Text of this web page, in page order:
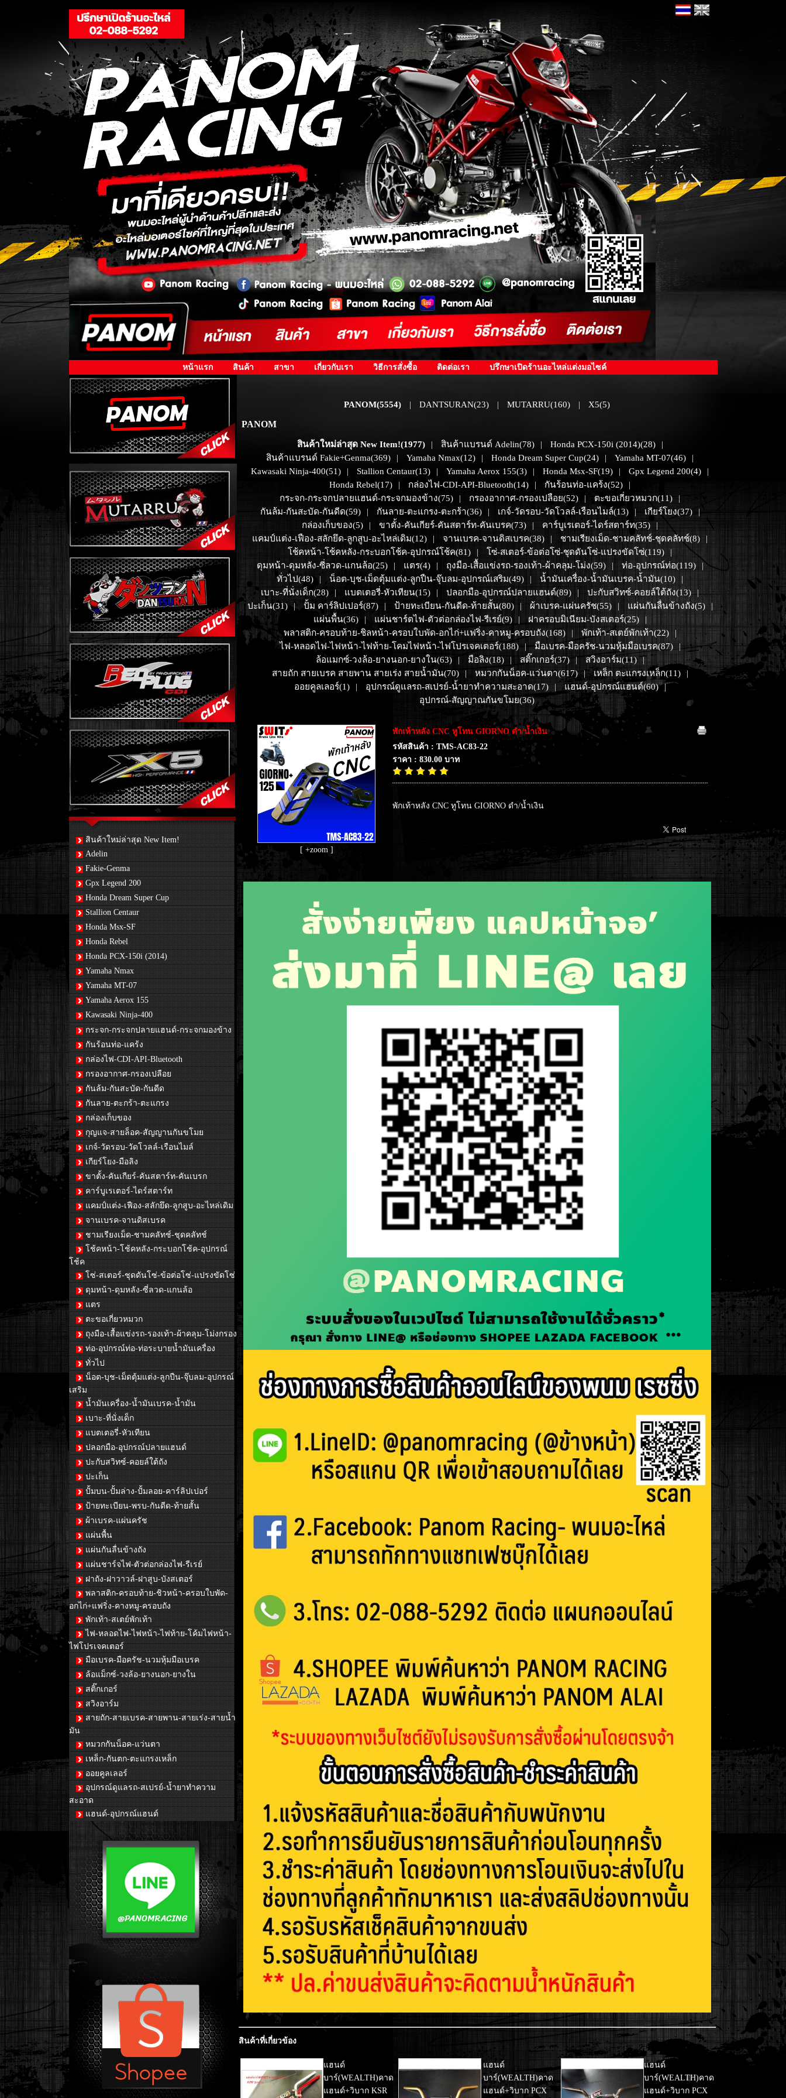
หน้าแรก สินค้า สาขา เกี่ยวกับเรา วิธีการสั่งซื้อ ติดต่อเรา ปรึกษาเปิดร้านอะไหล่แต่งมอไซค์
สินค้าใหม่ล่าสุด New Item!
Adelin
Fakie-Genma
Gpx Legend 200
Honda Dream Super Cup
Stallion Centaur
Honda Msx-SF
Honda Rebel
Honda PCX-150i (2014)
Yamaha Nmax
Yamaha MT-07
Yamaha Aerox 155
Kawasaki Ninja-400
กระจก-กระจกปลายแฮนด์-กระจกมองข้าง
กันร้อนท่อ-แคร้ง
กล่องไฟ-CDI-API-Bluetooth
กรองอากาศ-กรองเปลือย
กันล้ม-กันสะบัด-กันดีด
กันลาย-ตะกร้า-ตะแกรง
กล่องเก็บของ
กุญแจ-สายล็อค-สัญญานกันขโมย
เกจ์-วัดรอบ-วัดโวลล์-เรือนไมล์
เกียร์โยง-มือลิง
ขาตั้ง-คันเกียร์-คันสตาร์ท-คันเบรก
คาร์บูเรเตอร์-ไดร์สตาร์ท
แคมป์แต่ง-เฟือง-สลักยึด-ลูกสูบ-อะไหล่เดิม
จานเบรค-จานดิสเบรค
ชามเรียงเม็ด-ชามคลัทช์-ชุดคลัทช์
โช้คหน้า-โช้คหลัง-กระบอกโช้ค-อุปกรณ์
โช้ค
โซ่-สเตอร์-ชุดดันโซ่-ข้อต่อโซ่-แปรงขัดโซ่
ดุมหน้า-ดุมหลัง-ซี่ลวด-แกนล้อ
แตร
ตะขอเกี่ยวหมวก
ถุงมือ-เสื้อแข่งรถ-รองเท้า-ผ้าคลุม-โม่งกรอง
ท่อ-อุปกรณ์ท่อ-ท่อระบายน้ำมันเครื่อง
ทั่วไป
น็อต-บุช-เม็ดตุ้มแต่ง-ลูกปืน-จุ๊บลม-อุปกรณ์
เสริม
น้ำมันเครื่อง-น้ำมันเบรค-น้ำมัน
เบาะ-ที่นั่งเด็ก
แบตเตอรี่-หัวเทียน
ปลอกมือ-อุปกรณ์ปลายแฮนด์
ปะกับสวิทซ์-คอยล์ใต้ถัง
ปะเก็น
ปั้มบน-ปั้มล่าง-ปั้มลอย-คาร์ลิปเปอร์
ป้ายทะเบียน-พรบ-กันดีด-ท้ายสั้น
ผ้าเบรค-แผ่นครัช
แผ่นพื้น
แผ่นกันลื่นข้างถัง
แผ่นชาร์จไฟ-ตัวต่อกล่องไฟ-รีเรย์
ฝาถัง-ฝาวาวล์-ฝาสูบ-บังสเตอร์
พลาสติก-ครอบท้าย-ชิวหน้า-ครอบใบพัด-
อกไก่+แฟริ่ง-คางหมู-ครอบถัง
พักเท้า-สเตย์พักเท้า
ไฟ-หลอดไฟ-ไฟหน้า-ไฟท้าย-โค้มไฟหน้า-
ไฟโปรเจคเตอร์
มือเบรค-มือครัช-นวมหุ้มมือเบรค
ล้อแม็กซ์-วงล้อ-ยางนอก-ยางใน
สติ๊กเกอร์
สวิงอาร์ม
สายถัก-สายเบรค-สายพาน-สายเร่ง-สายน้ำ
มัน
หมวกกันน็อค-แว่นตา
เหล็ก-กันตก-ตะแกรงเหล็ก
ออยคูลเลอร์
อุปกรณ์ดูแลรถ-สเปรย์-น้ำยาทำความ
สะอาด
แฮนด์-อุปกรณ์แฮนด์
PANOM(5554) DANTSURAN(23) MUTARRU(160)
X5(5)
PANOM
สินค้าใหม่ล่าสุด New Item!(1977)
สินค้าแบรนด์ Adelin(78) Honda PCX-150i (2014)(28)
สินค้าแบรนด์ Fakie+Genma(369) Yamaha Nmax(12) Honda Dream Super Cup(24) Yamaha MT-07(46)
Kawasaki Ninja-400(51) Stallion Centaur(13) Yamaha Aerox 155(3) Honda Msx-SF(19) Gpx Legend 200(4)
Honda Rebel(17) กล่องไฟ-CDI-API-Bluetooth(14) กันร้อนท่อ-แคร้ง(52)
กระจก-กระจกปลายแฮนด์-กระจกมองข้าง(75) กรองอากาศ-กรองเปลือย(52) ตะขอเกี่ยวหมวก(11)
กันล้ม-กันสะบัด-กันดีด(59) กันลาย-ตะแกรง-ตะกร้า(36) เกจ์-วัดรอบ-วัดโวลล์-เรือนไมล์(13) เกียร์โยง(37)
กล่องเก็บของ(5) ขาตั้ง-คันเกียร์-คันสตาร์ท-คันเบรค(73) คาร์บูเรเตอร์-ไดร์สตาร์ท(35)
แคมป์แต่ง-เฟือง-สลักยึด-ลูกสูบ-อะไหล่เดิม(12) จานเบรค-จานดิสเบรค(38) ชามเรียงเม็ด-ชามคลัทช์-ชุดคลัทช์(8)
โช้คหน้า-โช้คหลัง-กระบอกโช้ค-อุปกรณ์โช้ค(81) โซ่-สเตอร์-ข้อต่อโซ่-ชุดดันโซ่-แปรงขัดโซ่(119)
ดุมหน้า-ดุมหลัง-ซี่ลวด-แกนล้อ(25) แตร(4) ถุงมือ-เสื้อแข่งรถ-รองเท้า-ผ้าคลุม-โม่ง(59) ท่อ-อุปกรณ์ท่อ(119)
ทั่วไป(48) น็อต-บุช-เม็ดตุ้มแต่ง-ลูกปืน-จุ๊บลม-อุปกรณ์เสริม(49) น้ำมันเครื่อง-น้ำมันเบรค-น้ำมัน(10) |
เบาะ-ที่นั่งเด็ก(28) แบตเตอรี่-หัวเทียน(15) ปลอกมือ-อุปกรณ์ปลายแฮนด์(89) ปะกับสวิทซ์-คอยล์ใต้ถัง(13) |
ปะเก็น(31) | ปั้ม คาร์ลิปเปอร์(87) ป้ายทะเบียน-กันดีด-ท้ายสั้น(80) ผ้าเบรค-แผ่นครัช(55) แผ่นกันลื่นข้างถัง(5)
แผ่นพื้น(36) แผ่นชาร์ตไฟ-ตัวต่อกล่องไฟ-รีเรย์(9) ฝาครอบมิเนียม-บังสเตอร์(25)
พลาสติก-ครอบท้าย-ชิลหน้า-ครอบใบพัด-อกไก่+แฟริ่ง-คาหมู-ครอบถัง(168) พักเท้า-สเตย์พักเท้า(22)
ไฟ-หลอดไฟ-ไฟหน้า-ไฟท้าย-โคมไฟหน้า-ไฟโปรเจคเตอร์(188) มือเบรค-มือครัช-นวมหุ้มมือเบรค(87) |
ล้อแมกซ์-วงล้อ-ยางนอก-ยางใน(63) มือลิง(18) สติ๊กเกอร์(37) | สวิงอาร์ม(11)
สายถัก สายเบรค สายพาน สายเร่ง สายน้ำมัน(70) หมวกกันน็อค-แว่นตา(617) | เหล็ก ตะแกรงเหล็ก(11)
ออยคูลเลอร์(1) อุปกรณ์ดูแลรถ-สเปรย์-น้ำยาทำความสะอาด(17) แฮนด์-อุปกรณ์แฮนด์(60) |
อุปกรณ์-สัญญาณกันขโมย(36)
[ +zoom ]
พักเท้าหลัง CNC ทูโทน GIORNO ดำ/น้ำเงิน
รหัสสินค้า : TMS-AC83-22
ราคา : 830.00 บาท
พักเท้าหลัง CNC ทูโทน GIORNO ดำ/น้ำเงิน
สินค้าที่เกี่ยวข้อง
แฮนด์
บาร์(WEALTH)คาด
แฮนด์+วิบาก KSR
แฮนด์
บาร์(WEALTH)คาด
แฮนด์+วิบาก PCX
แฮนด์
บาร์(WEALTH)คาด
แฮนด์+วิบาก PCX